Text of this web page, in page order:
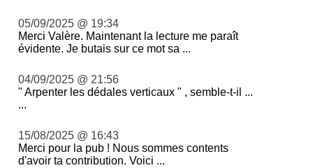
05/09/2025 @ 19:34
Merci Valère. Maintenant la lecture me paraît
évidente. Je butais sur ce mot sa ...
04/09/2025 @ 21:56
" Arpenter les dédales verticaux " , semble-t-il ...
...
15/08/2025 @ 16:43
Merci pour la pub ! Nous sommes contents
d'avoir ta contribution. Voici ...